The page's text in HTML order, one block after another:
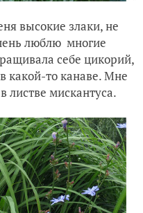
высокие злаки, не
люблю многие
себе цикорий,
какой-то канаве. Мне
листве мискантуса.